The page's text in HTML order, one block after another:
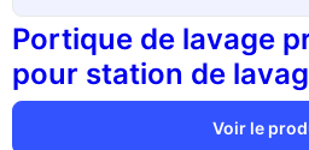
Portique de lavage
pour station de
Voir le